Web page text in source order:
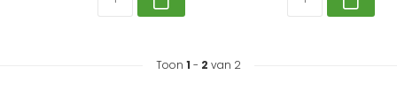
Toon 1 - 2 van 2